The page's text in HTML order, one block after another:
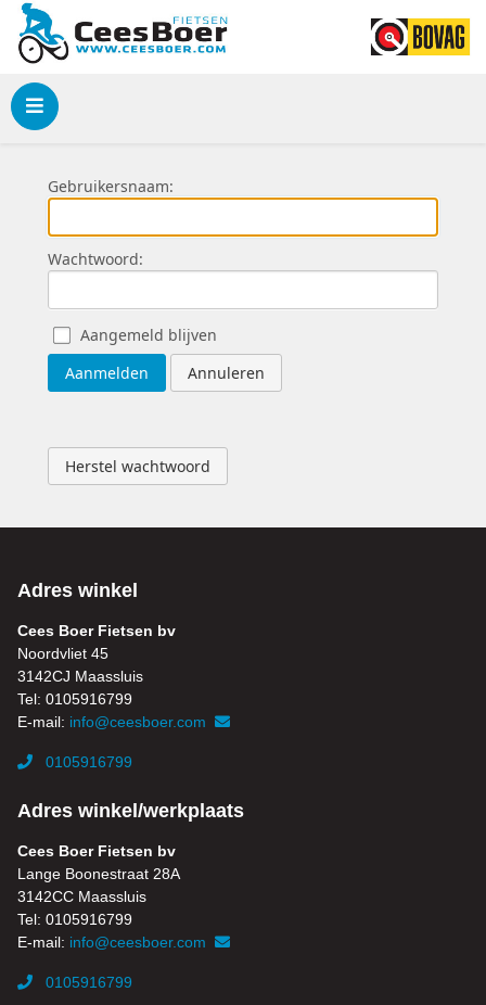
Menu
Gebruikersnaam:
Wachtwoord:
Aangemeld blijven
Aanmelden
Annuleren
Herstel wachtwoord
Adres winkel
Cees Boer Fietsen bv
Noordvliet 45
3142CJ Maassluis
Tel: 0105916799
E-mail: info@ceesboer.com
0105916799
Adres winkel/werkplaats
Cees Boer Fietsen bv
Lange Boonestraat 28A
3142CC Maassluis
Tel: 0105916799
E-mail: info@ceesboer.com
0105916799